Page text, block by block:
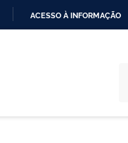
ACESSO À INFORMAÇÃO